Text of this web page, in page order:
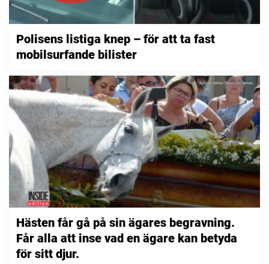
Polisens listiga knep – för att ta fast
mobilsurfande bilister
Hästen får gå på sin ägares begravning.
Får alla att inse vad en ägare kan betyda
för sitt djur.